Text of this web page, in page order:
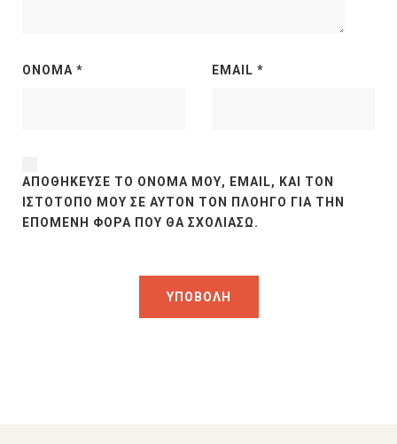
ΌΝΟΜΑ * EMAIL *
ΑΠΟΘΉΚΕΥΣΕ ΤΟ ΌΝΟΜΆ ΜΟΥ, EMAIL, ΚΑΙ ΤΟΝ
ΙΣΤΌΤΟΠΟ ΜΟΥ ΣΕ ΑΥΤΌΝ ΤΟΝ ΠΛΟΗΓΌ ΓΙΑ ΤΗΝ
ΕΠΌΜΕΝΗ ΦΟΡΆ ΠΟΥ ΘΑ ΣΧΟΛΙΆΣΩ.